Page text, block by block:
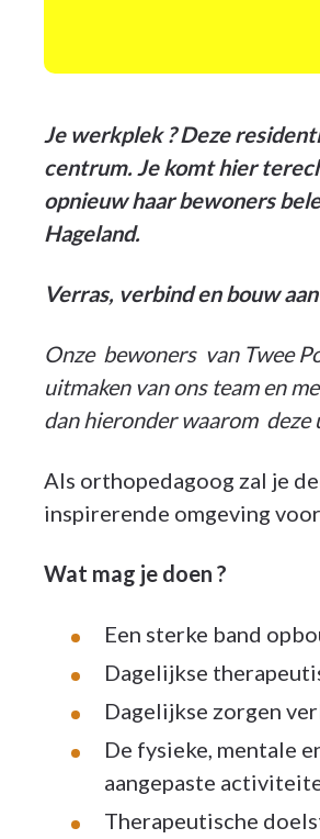
Je werkplek ? Deze
centrum. Je komt hier
opnieuw haar bewoners
Hageland.
Verras, verbind en bouw
Onze bewoners van Twee
uitmaken van ons team en
dan hieronder waarom deze
Als orthopedagoog zal je
inspirerende omgeving
Wat mag je doen ?
Een sterke band
Dagelijkse
Dagelijkse zorgen
De fysieke, mentale
aangepaste
Therapeutische